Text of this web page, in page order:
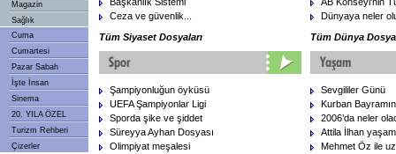
Magazin
Sağlık
Cuma
Cumartesi
Pazar Sabah
İşte İnsan
Sinema
20. YILA ÖZEL
Turizm Rehberi
Çizerler
Ceza ve güvenlik...
Tüm Siyaset Dosyaları
Dünyaya neler
Tüm Dünya
Şampiyonluğun öyküsü
UEFA Şampiyonlar Ligi
Sporda şike ve şiddet
Süreyya Ayhan Dosyası
Olimpiyat meşalesi
Sevgililer Günü
Kurban
2006’da neler
Attila İlhan
Mehmet Öz ile